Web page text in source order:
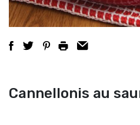
Cannellonis au